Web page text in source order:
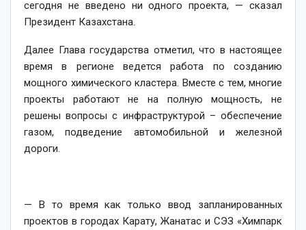
сегодня не введено ни одного проекта, — сказал
Президент Казахстана.
Далее Глава государства отметил, что в настоящее
время в регионе ведется работа по созданию
мощного химического кластера. Вместе с тем, многие
проекты работают не на полную мощность, не
решены вопросы с инфраструктурой – обеспечение
газом, подведение автомобильной и железной
дороги.
— В то время как только ввод запланированных
проектов в городах Карату, Жанатас и СЭЗ «Химпарк